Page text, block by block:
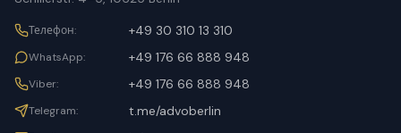
Телефон: +49 30 310 13 310
WhatsApp: +49 176 66 888 948
Viber: +49 176 66 888 948
Telegram: t.me/advoberlin